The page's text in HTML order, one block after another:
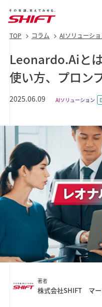
TOP コラム AIソリューショ
Leonardo.Aiと
使い方、プロン
2025.06.09 AIソリューション
著者
株式会社SHIFT マー